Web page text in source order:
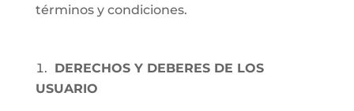
términos y condiciones.
DERECHOS Y DEBERES DE LOS
USUARIO